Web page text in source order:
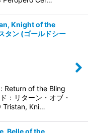
Knight of the
タン (ゴールドシー
Return of the Bling
：リターン・オブ・
Tristan, Kni…
Belle of the